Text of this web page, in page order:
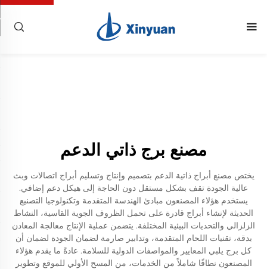
مصنع برج ذاتي الدعم
يختص مصنع أبراج ذاتية الدعم بتصميم وإنتاج وتسليم أبراج اتصالات وبث
عالية الجودة تقف بشكل مستقل دون الحاجة إلى هيكل دعم إضافي.
يستخدم هؤلاء المصنعون مبادئ الهندسة المتقدمة وتكنولوجيا التصنيع
الحديثة لإنشاء أبراج قادرة على تحمل الظروف الجوية القاسية، النشاط
الزلزالي والتحديات البيئية المختلفة. يتضمن عملية الإنتاج معالجة المعادن
بدقة، تقنيات اللحام المتقدمة، وتدابير صارمة لضمان الجودة لضمان أن
كل برج يلبي المعايير والمواصفات الدولية للسلامة. عادةً ما يقدم هؤلاء
المصنعون نطاقًا شاملاً من الخدمات، من المسح الأولي للموقع وتطوير